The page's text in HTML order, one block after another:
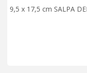
9,5 x 17,5 cm SALPA